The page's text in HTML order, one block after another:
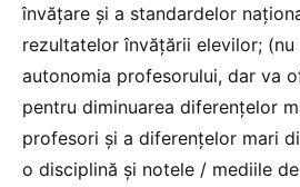
învățare și a standardelor
rezultatelor învățării elevilor; (nu
autonomia profesorului, dar va
pentru diminuarea diferențelor
profesori și a diferențelor mari
o disciplină și notele / mediile